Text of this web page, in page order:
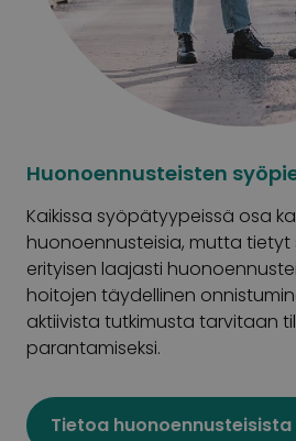
Huonoennusteisten
Kaikissa syöpätyypeissä osa
huonoennusteisia, mutta
erityisen laajasti
hoitojen täydellinen
aktiivista tutkimusta tarvitaan
parantamiseksi.
Tietoa